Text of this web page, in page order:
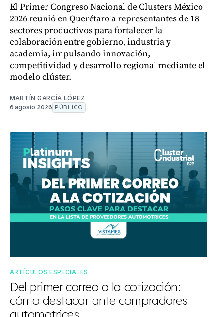
El Primer Congreso Nacional de Clusters México
2026 reunió en Querétaro a representantes de 18
sectores productivos para fortalecer la
colaboración entre gobierno, industria y
academia, impulsando innovación,
competitividad y desarrollo regional mediante el
modelo clúster.
MARTÍN GARCÍA LÓPEZ
6 agosto 2026 PÚBLICO
ARTÍCULOS ESPECIALES
Del primer correo a la cotización:
cómo destacar ante compradores
automotrices